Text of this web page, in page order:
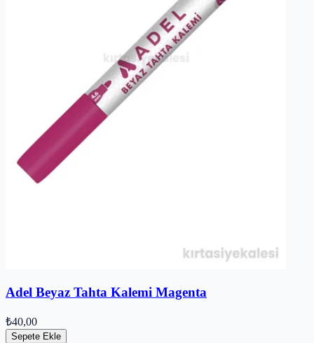
Adel Beyaz Tahta Kalemi Magenta
₺40,00
Sepete Ekle